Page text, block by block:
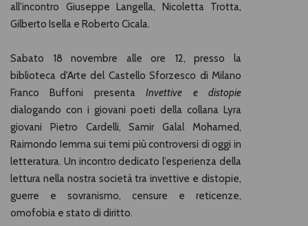
all'incontro Giuseppe Langella, Nicoletta Trotta,
Gilberto Isella e Roberto Cicala.
Sabato 18 novembre alle ore 12, presso la
biblioteca d'Arte del Castello Sforzesco di Milano
Franco Buffoni presentaInvettive e distopie
dialogando con i giovani poeti della collana Lyra
giovani Pietro Cardelli, Samir Galal Mohamed,
Raimondo Iemma sui temi più controversi di oggi in
letteratura. Un incontro dedicato l’esperienza della
lettura nella nostra società tra invettive e distopie,
guerre e sovranismo, censure e reticenze,
omofobia e stato di diritto.